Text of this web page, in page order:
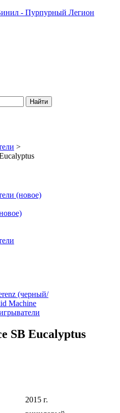
Найти
>
(новое)
(черный/
Machine
SB Eucalyptus
2015 г.